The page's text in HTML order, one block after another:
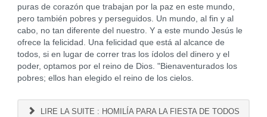
puras de corazón que trabajan por la paz en este mundo,
pero también pobres y perseguidos. Un mundo, al fin y al
cabo, no tan diferente del nuestro. Y a este mundo Jesús le
ofrece la felicidad. Una felicidad que está al alcance de
todos, si en lugar de correr tras los ídolos del dinero y el
poder, optamos por el reino de Dios. "Bienaventurados los
pobres; ellos han elegido el reino de los cielos.
LIRE LA SUITE : HOMILÍA PARA LA FIESTA DE TODOS